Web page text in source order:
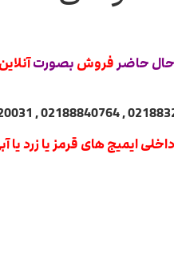
حاضر فروش بصورتآنلاین
ایمیج های قرمز یا زرد یا